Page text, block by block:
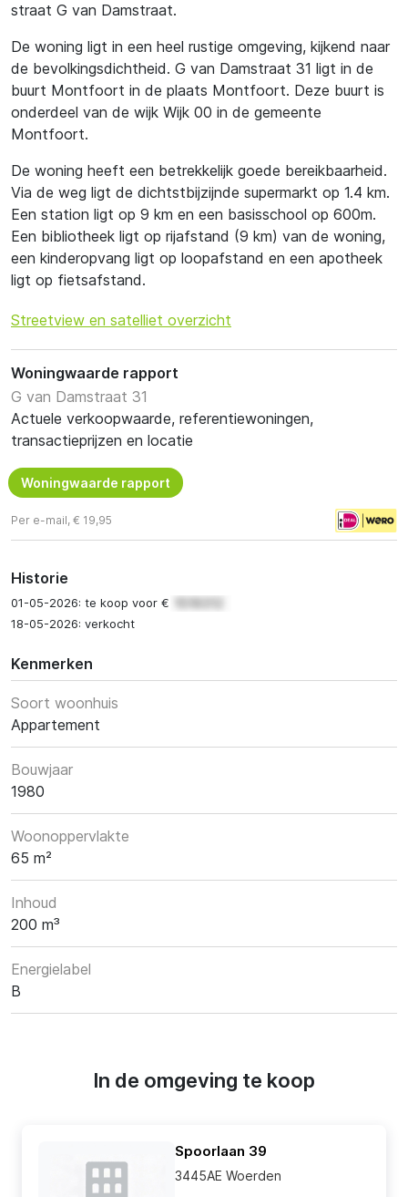
straat G van Damstraat.
De woning ligt in een heel rustige omgeving, kijkend naar
de bevolkingsdichtheid. G van Damstraat 31 ligt in de
buurt Montfoort in de plaats Montfoort. Deze buurt is
onderdeel van de wijk Wijk 00 in de gemeente
Montfoort.
De woning heeft een betrekkelijk goede bereikbaarheid.
Via de weg ligt de dichtstbijzijnde supermarkt op 1.4 km.
Een station ligt op 9 km en een basisschool op 600m.
Een bibliotheek ligt op rijafstand (9 km) van de woning,
een kinderopvang ligt op loopafstand en een apotheek
ligt op fietsafstand.
Streetview en satelliet overzicht
Woningwaarde rapport
G van Damstraat 31
Actuele verkoopwaarde, referentiewoningen,
transactieprijzen en locatie
Woningwaarde rapport
Per e-mail, € 19,95
Historie
01-05-2026: te koop voor €
18-05-2026: verkocht
Kenmerken
Soort woonhuis
Appartement
Bouwjaar
1980
Woonoppervlakte
65 m²
Inhoud
200 m³
Energielabel
B
In de omgeving te koop
Spoorlaan 39
3445AE Woerden